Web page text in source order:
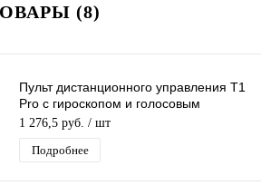
(8)
Пульт дистанционного управления T1
Pro с гироскопом и голосовым
управлением + подсветка 2.4G
1 276,5 руб. / шт
Подробнее